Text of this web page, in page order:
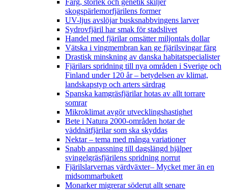
skogspärlemorfjärilens former
UV-ljus avslöjar busksnabbvingens larver
Sydrovfjäril har smak för stadslivet
Handel med fjärilar omsätter miljontals dollar
Vätska i vingmembran kan ge fjärilsvingar färg
Drastisk minskning av danska habitatspecialister
Fjärilars spridning till nya områden i Sverige och
Finland under 120 år– betydelsen av klimat,
landskapstyp och arters särdrag
Spanska kamgräsfjärilar hotas av allt torrare
somrar
Mikroklimat avgör utvecklingshastighet
Bete i Natura 2000-områden hotar de
väddnätfjärilar som ska skyddas
Nektar – tema med många variationer
Snabb anpassning till dagslängd hjälper
svingelgräsfjärilens spridning norrut
Fjärilslarvernas värdväxter– Mycket mer än en
midsommarbukett
Monarker migrerar söderut allt senare